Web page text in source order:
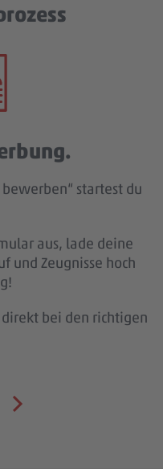
startest du
aus, lade deine
und Zeugnisse hoch
bei den richtigen